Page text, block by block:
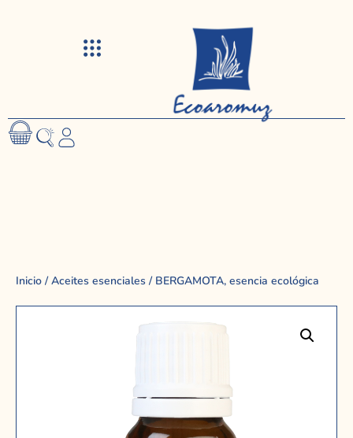
Inicio /Aceites esenciales / BERGAMOTA, esencia ecológica